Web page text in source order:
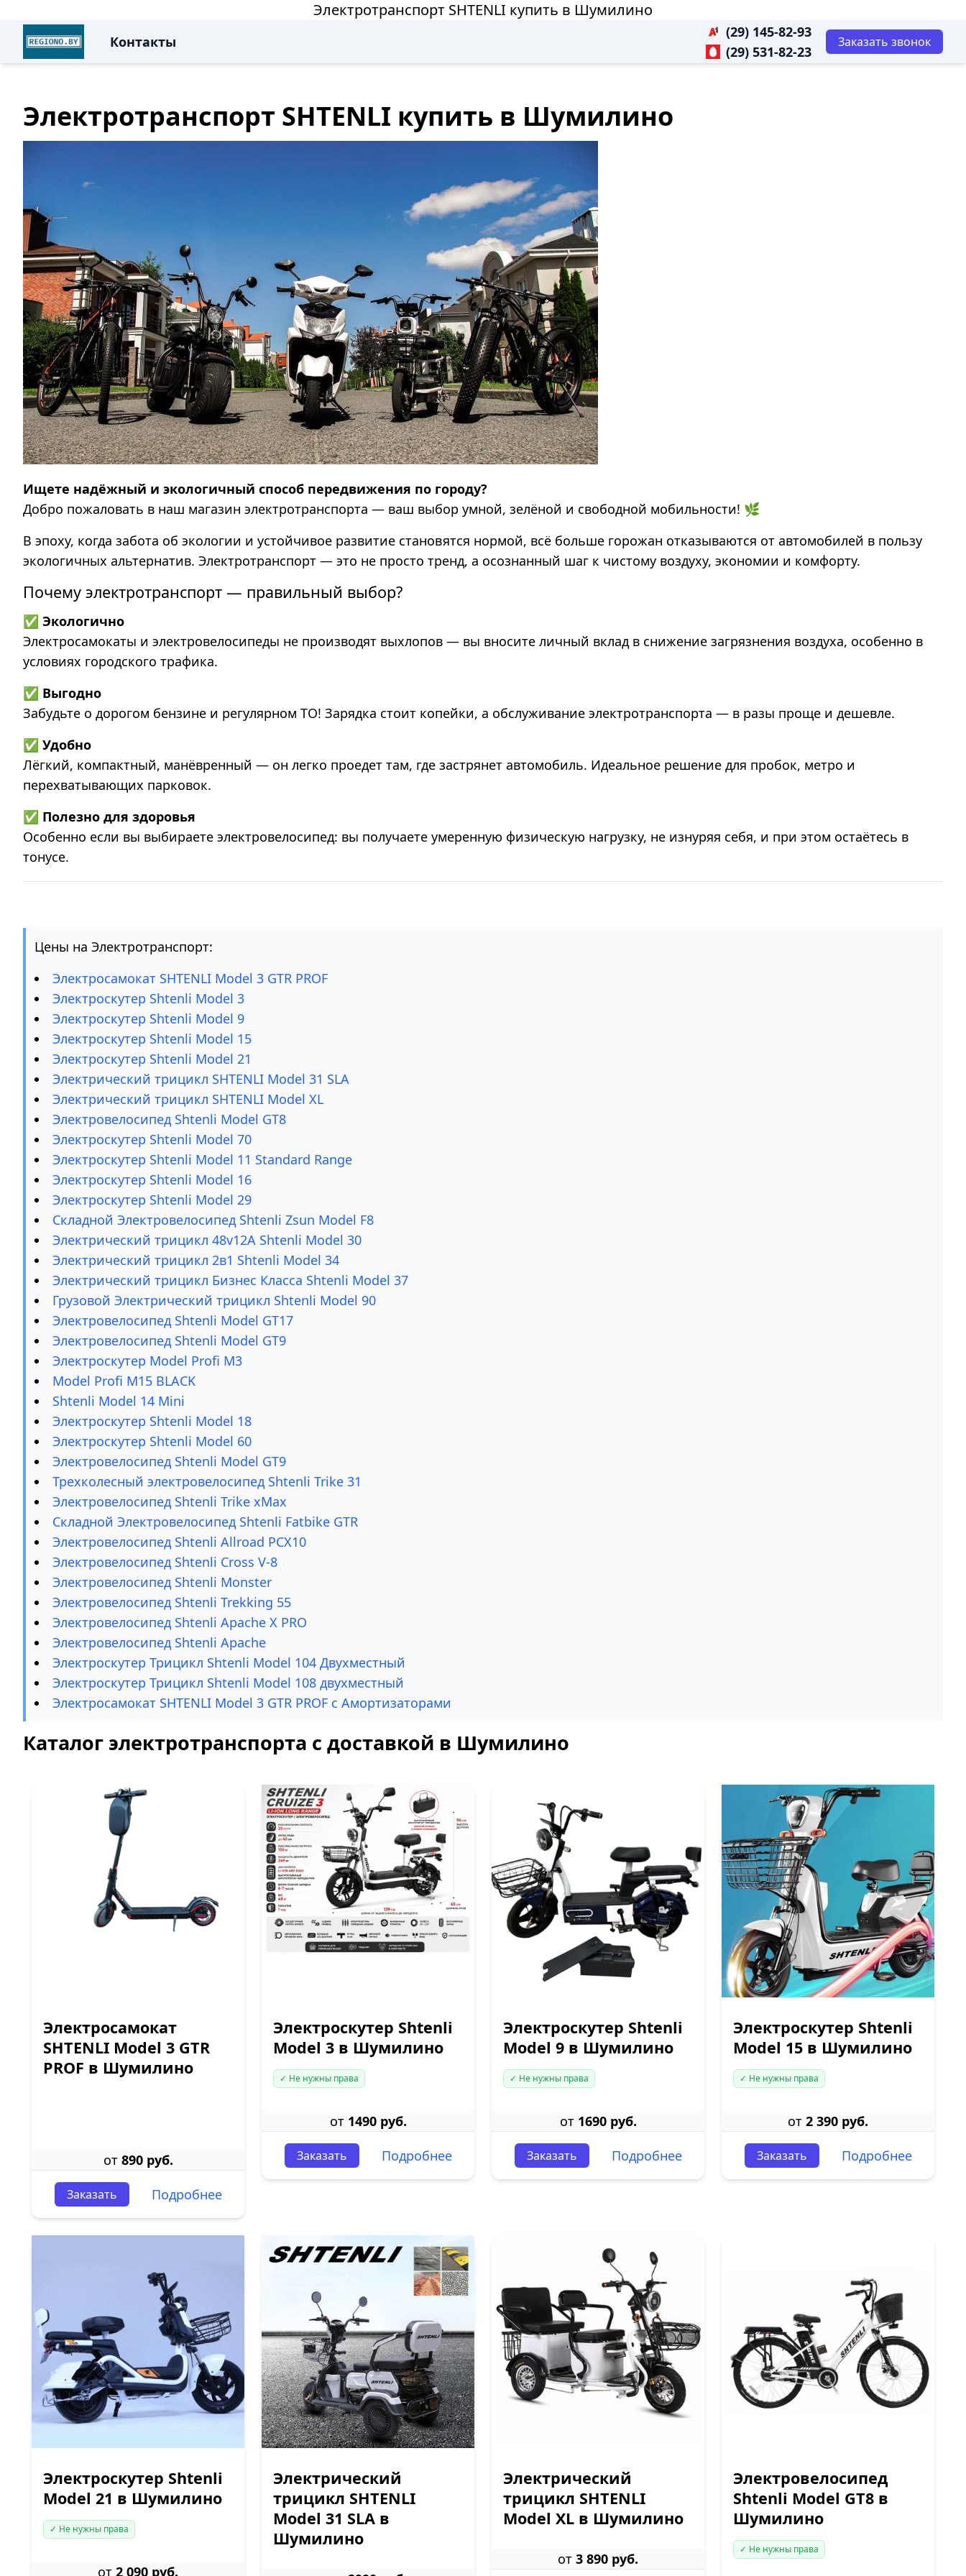
Электротранспорт SHTENLI купить в Шумилино
Контакты
(29) 145-82-93
(29) 531-82-23
Заказать звонок
Электротранспорт SHTENLI купить в Шумилино
Ищете надёжный и экологичный способ передвижения по городу?
Добро пожаловать в наш магазин электротранспорта — ваш выбор умной, зелёной и свободной мобильности! 🌿
В эпоху, когда забота об экологии и устойчивое развитие становятся нормой, всё больше горожан отказываются от автомобилей в пользу
экологичных альтернатив. Электротранспорт — это не просто тренд, а осознанный шаг к чистому воздуху, экономии и комфорту.
Почему электротранспорт — правильный выбор?
✅ Экологично
Электросамокаты и электровелосипеды не производят выхлопов — вы вносите личный вклад в снижение загрязнения воздуха, особенно в
условиях городского трафика.
✅ Выгодно
Забудьте о дорогом бензине и регулярном ТО! Зарядка стоит копейки, а обслуживание электротранспорта — в разы проще и дешевле.
✅ Удобно
Лёгкий, компактный, манёвренный — он легко проедет там, где застрянет автомобиль. Идеальное решение для пробок, метро и
перехватывающих парковок.
✅ Полезно для здоровья
Особенно если вы выбираете электровелосипед: вы получаете умеренную физическую нагрузку, не изнуряя себя, и при этом остаётесь в
тонусе.
Цены на Электротранспорт:
Электросамокат SHTENLI Model 3 GTR PROF
Электроскутер Shtenli Model 3
Электроскутер Shtenli Model 9
Электроскутер Shtenli Model 15
Электроскутер Shtenli Model 21
Электрический трицикл SHTENLI Model 31 SLA
Электрический трицикл SHTENLI Model XL
Электровелосипед Shtenli Model GT8
Электроскутер Shtenli Model 70
Электроскутер Shtenli Model 11 Standard Range
Электроскутер Shtenli Model 16
Электроскутер Shtenli Model 29
Складной Электровелосипед Shtenli Zsun Model F8
Электрический трицикл 48v12A Shtenli Model 30
Электрический трицикл 2в1 Shtenli Model 34
Электрический трицикл Бизнес Класса Shtenli Model 37
Грузовой Электрический трицикл Shtenli Model 90
Электровелосипед Shtenli Model GT17
Электровелосипед Shtenli Model GT9
Электроскутер Model Profi M3
Model Profi M15 BLACK
Shtenli Model 14 Mini
Электроскутер Shtenli Model 18
Электроскутер Shtenli Model 60
Электровелосипед Shtenli Model GT9
Трехколесный электровелосипед Shtenli Trike 31
Электровелосипед Shtenli Trike xMax
Складной Электровелосипед Shtenli Fatbike GTR
Электровелосипед Shtenli Allroad PCX10
Электровелосипед Shtenli Cross V-8
Электровелосипед Shtenli Monster
Электровелосипед Shtenli Trekking 55
Электровелосипед Shtenli Apache X PRO
Электровелосипед Shtenli Apache
Электроскутер Трицикл Shtenli Model 104 Двухместный
Электроскутер Трицикл Shtenli Model 108 двухместный
Электросамокат SHTENLI Model 3 GTR PROF с Амортизаторами
Каталог электротранспорта с доставкой в Шумилино
Электросамокат
SHTENLI Model 3 GTR
PROF в Шумилино
от 890 руб.
Заказать Подробнее
Электроскутер Shtenli
Model 3 в Шумилино
✓ Не нужны права
от 1490 руб.
Заказать Подробнее
Электроскутер Shtenli
Model 9 в Шумилино
✓ Не нужны права
от 1690 руб.
Заказать Подробнее
Электроскутер Shtenli
Model 15 в Шумилино
✓ Не нужны права
от 2 390 руб.
Заказать Подробнее
Электроскутер Shtenli
Model 21 в Шумилино
✓ Не нужны права
от 2 090 руб.
Электрический
трицикл SHTENLI
Model 31 SLA в
Шумилино
Электрический
трицикл SHTENLI
Model XL в Шумилино
от 3 890 руб.
Электровелосипед
Shtenli Model GT8 в
Шумилино
✓ Не нужны права